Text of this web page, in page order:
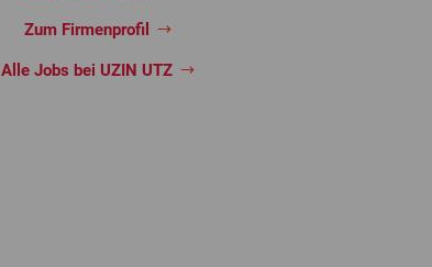
Zum Firmenprofil
Alle Jobs bei UZIN UTZ